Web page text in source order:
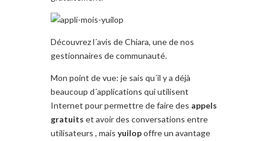
Découvrez l´avis de Chiara, une de nos
gestionnaires de communauté.
Mon point de vue: je sais qu´il y a déjà
beaucoup d´applications qui utilisent
Internet pour permettre de faire des appels
gratuits et avoir des conversations entre
utilisateurs , mais yuilopoffre un avantage